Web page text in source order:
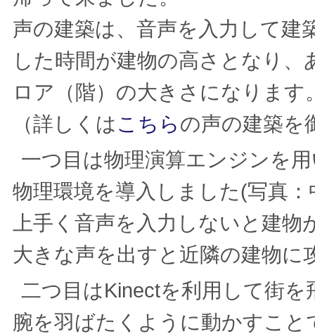
声の建築は、音声を入力して建
した時間が建物の高さとなり
ロア（階）の大きさになります
（詳しくはこちらの声の建築を
一つ目は物理演算エンジンを
物理環境を導入しました(写真：
上手く音声を入力しないと建物
大きな声を出すと近隣の建物に
二つ目はKinectを利用して街
腕を羽ばたくように動かすこ